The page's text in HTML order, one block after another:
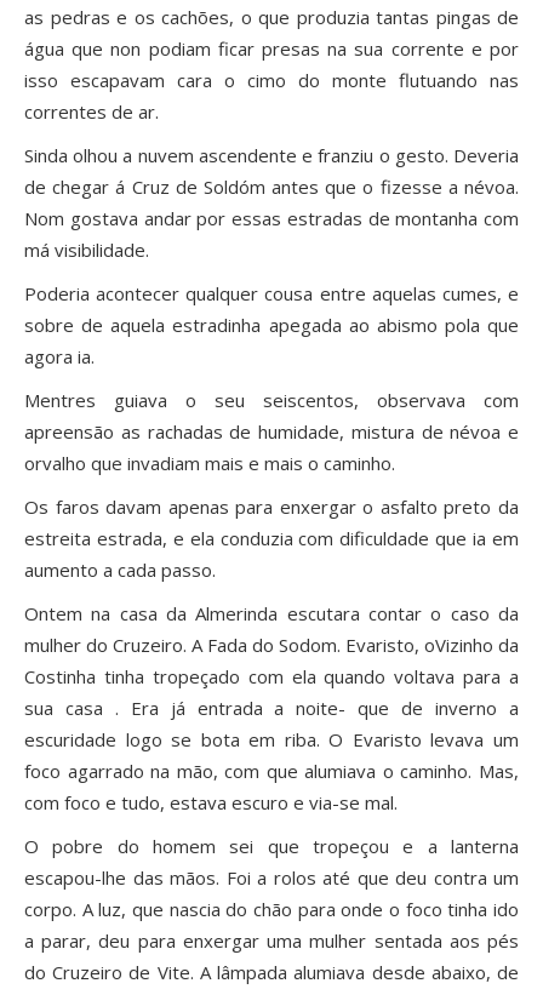
as pedras e os cachões, o que produzia tantas pingas de
água que non podiam ficar presas na sua corrente e por
isso escapavam cara o cimo do monte flutuando nas
correntes de ar.
Sinda olhou a nuvem ascendente e franziu o gesto. Deveria
de chegar á Cruz de Soldóm antes que o fizesse a névoa.
Nom gostava andar por essas estradas de montanha com
má visibilidade.
Poderia acontecer qualquer cousa entre aquelas cumes, e
sobre de aquela estradinha apegada ao abismo pola que
agora ia.
Mentres guiava o seu seiscentos, observava com
apreensão as rachadas de humidade, mistura de névoa e
orvalho que invadiam mais e mais o caminho.
Os faros davam apenas para enxergar o asfalto preto da
estreita estrada, e ela conduzia com dificuldade que ia em
aumento a cada passo.
Ontem na casa da Almerinda escutara contar o caso da
mulher do Cruzeiro. A Fada do Sodom. Evaristo, oVizinho da
Costinha tinha tropeçado com ela quando voltava para a
sua casa . Era já entrada a noite- que de inverno a
escuridade logo se bota em riba. O Evaristo levava um
foco agarrado na mão, com que alumiava o caminho. Mas,
com foco e tudo, estava escuro e via-se mal.
O pobre do homem sei que tropeçou e a lanterna
escapou-lhe das mãos. Foi a rolos até que deu contra um
corpo. A luz, que nascia do chão para onde o foco tinha ido
a parar, deu para enxergar uma mulher sentada aos pés
do Cruzeiro de Vite. A lâmpada alumiava desde abaixo, de